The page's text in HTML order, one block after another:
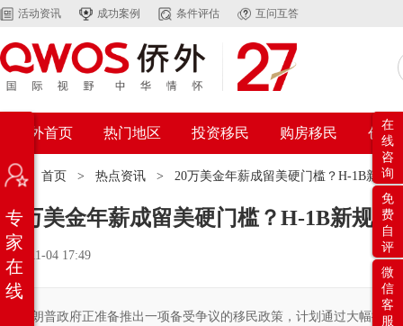
活动资讯 成功案例 条件评估 互问互答
侨外首页 热门地区 投资移民 购房移民 创业
位置： 首页 > 热点资讯 > 20万美金年薪成留美硬门槛？H-1B新规
20万美金年薪成留美硬门槛？H-1B新规
2025-11-04 17:49
特朗普政府正准备推出一项备受争议的移民政策，计划通过大幅提
专
家
在
线
在
线
咨
询
免
费
自
评
微
信
客
服